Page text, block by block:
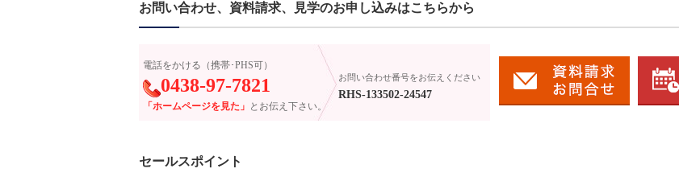
お問い合わせ、資料請求、見学のお申し込みはこちらから
電話をかける（携帯･PHS可）
0438-97-7821
「ホームページを見た」 とお伝え下さい。
お問い合わせ番号をお伝えください
RHS-133502-24547
セールスポイント